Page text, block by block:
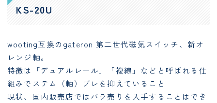
KS-20U
wooting互換のgateron 第二世代磁気スイッチ、新オ
レンジ軸。
特徴は「デュアルレール」「複線」などと呼ばれる仕
組みでステム（軸）ブレを抑えていること
現状、国内販売店ではバラ売りを入手することはでき